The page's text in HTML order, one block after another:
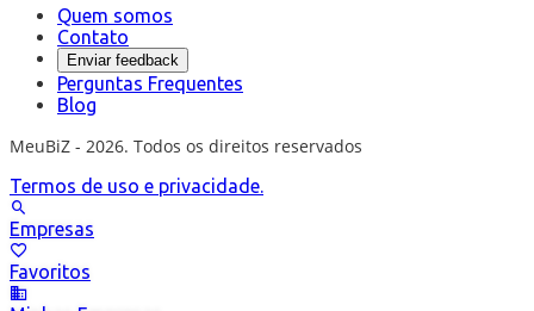
Quem somos
Contato
Enviar feedback
Perguntas Frequentes
Blog
MeuBiZ - 2026. Todos os direitos reservados
Termos de uso e privacidade.
Empresas
Favoritos